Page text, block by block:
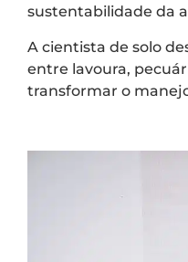
sustentabilidade da
A cientista de solo
entre lavoura,
transformar o